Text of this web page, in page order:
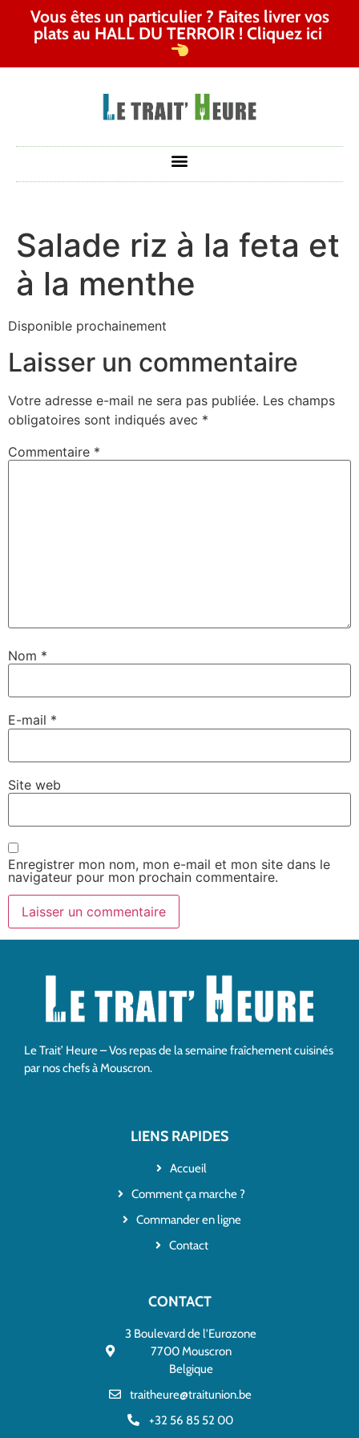
Vous êtes un particulier ? Faites livrer vos
plats au HALL DU TERROIR ! Cliquez ici
Salade riz à la feta et
à la menthe
Disponible prochainement
Laisser un commentaire
Votre adresse e-mail ne sera pas publiée. Les champs
obligatoires sont indiqués avec *
Commentaire *
Nom *
E-mail *
Site web
Enregistrer mon nom, mon e-mail et mon site dans le
navigateur pour mon prochain commentaire.
Le Trait’ Heure – Vos repas de la semaine fraîchement cuisinés
par nos chefs à Mouscron.
LIENS RAPIDES
Accueil
Comment ça marche ?
Commander en ligne
Contact
CONTACT
3 Boulevard de l'Eurozone
7700 Mouscron
Belgique
traitheure@traitunion.be
+32 56 85 52 00